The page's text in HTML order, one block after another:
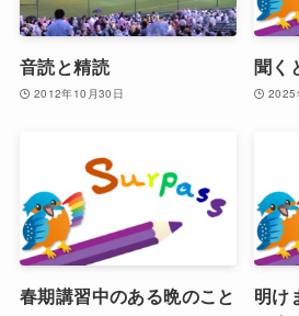
音読と精読
2012年10月30日
聞く
2025
春期講習中のある晩のこと
明け